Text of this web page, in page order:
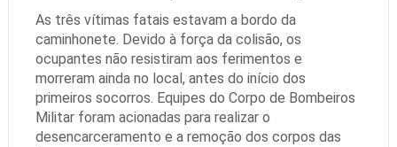
As três vítimas fatais estavam a bordo da
caminhonete. Devido à força da colisão, os
ocupantes não resistiram aos ferimentos e
morreram ainda no local, antes do início dos
primeiros socorros. Equipes do Corpo de Bombeiros
Militar foram acionadas para realizar o
desencarceramento e a remoção dos corpos das